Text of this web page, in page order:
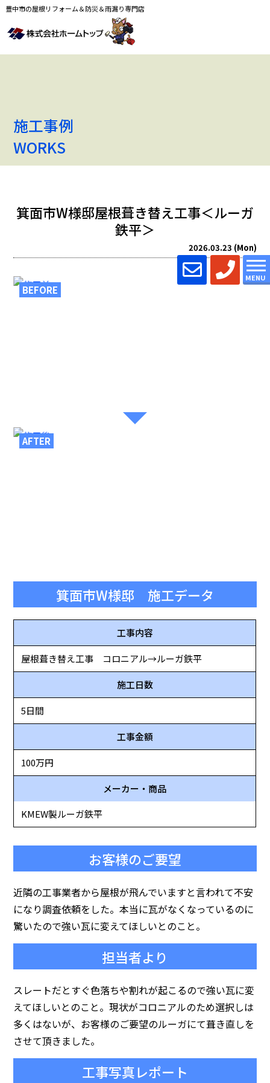
豊中市の屋根リフォーム＆防災＆雨漏り専門店
MENU
施工事例
WORKS
箕面市W様邸屋根葺き替え工事＜ルーガ
鉄平＞
2026.03.23 (Mon)
BEFORE
AFTER
箕面市W様邸 施工データ
工事内容
屋根葺き替え工事 コロニアル→ルーガ鉄平
施工日数
5日間
工事金額
100万円
メーカー・商品
KMEW製ルーガ鉄平
お客様のご要望
近隣の工事業者から屋根が飛んでいますと言われて不安
になり調査依頼をした。本当に瓦がなくなっているのに
驚いたので強い瓦に変えてほしいとのこと。
担当者より
スレートだとすぐ色落ちや割れが起こるので強い瓦に変
えてほしいとのこと。現状がコロニアルのため選択しは
多くはないが、お客様のご要望のルーガにて葺き直しを
させて頂きました。
工事写真レポート